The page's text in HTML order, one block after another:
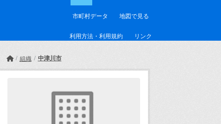
市町村データ 地図で見る
利用方法・利用規約 リンク
組織 中津川市